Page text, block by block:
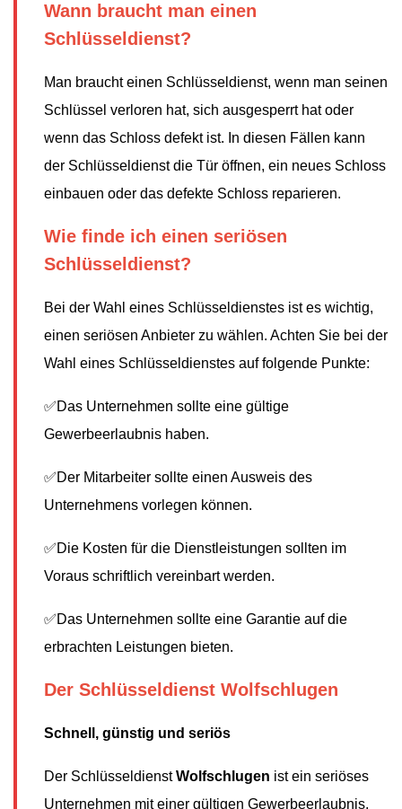
Wann braucht man einen
Schlüsseldienst?
Man braucht einen Schlüsseldienst, wenn man seinen
Schlüssel verloren hat, sich ausgesperrt hat oder
wenn das Schloss defekt ist. In diesen Fällen kann
der Schlüsseldienst die Tür öffnen, ein neues Schloss
einbauen oder das defekte Schloss reparieren.
Wie finde ich einen seriösen
Schlüsseldienst?
Bei der Wahl eines Schlüsseldienstes ist es wichtig,
einen seriösen Anbieter zu wählen. Achten Sie bei der
Wahl eines Schlüsseldienstes auf folgende Punkte:
✅Das Unternehmen sollte eine gültige
Gewerbeerlaubnis haben.
✅Der Mitarbeiter sollte einen Ausweis des
Unternehmens vorlegen können.
✅Die Kosten für die Dienstleistungen sollten im
Voraus schriftlich vereinbart werden.
✅Das Unternehmen sollte eine Garantie auf die
erbrachten Leistungen bieten.
Der Schlüsseldienst Wolfschlugen
Schnell, günstig und seriös
Der SchlüsseldienstWolfschlugen ist ein seriöses
Unternehmen mit einer gültigen Gewerbeerlaubnis.